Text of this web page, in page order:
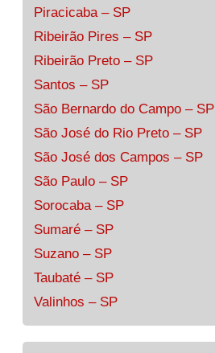
Piracicaba – SP
Ribeirão Pires – SP
Ribeirão Preto – SP
Santos – SP
São Bernardo do Campo – SP
São José do Rio Preto – SP
São José dos Campos – SP
São Paulo – SP
Sorocaba – SP
Sumaré – SP
Suzano – SP
Taubaté – SP
Valinhos – SP